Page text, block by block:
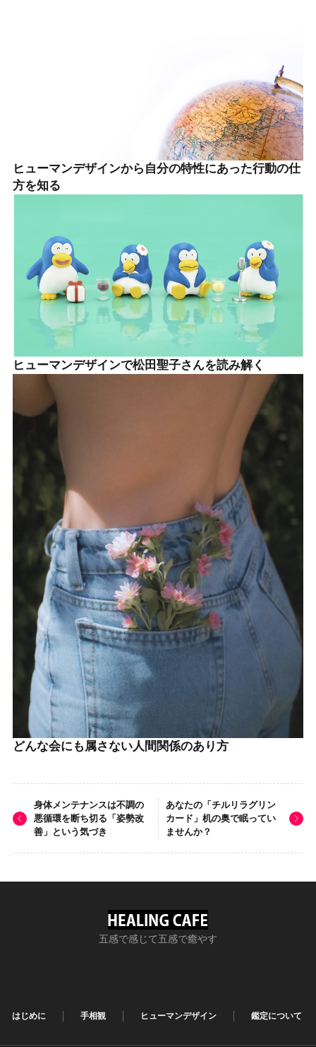
ヒューマンデザインから自分の特性にあった行動の仕
方を知る
ヒューマンデザインで松田聖子さんを読み解く
どんな会にも属さない人間関係のあり方
身体メンテナンスは不調の
悪循環を断ち切る「姿勢改
善」という気づき
あなたの「チルリラグリン
カード」机の奥で眠ってい
ませんか？
五感で感じて五感で癒やす
はじめに 手相観 ヒューマンデザイン 鑑定について